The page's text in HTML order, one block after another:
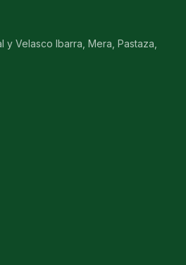
y Velasco Ibarra, Mera, Pastaza,